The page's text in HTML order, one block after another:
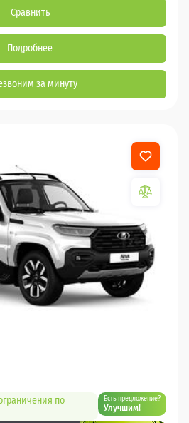
Сравнить
Подробнее
за минуту
по
Есть предложение?
Улучшим!